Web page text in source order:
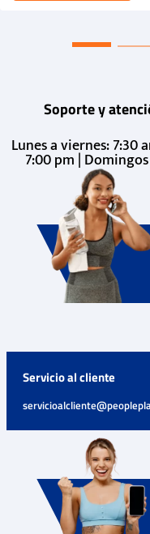
Soporte y
Lunes a viernes: 7:30
7:00 pm |
Servicio al cliente